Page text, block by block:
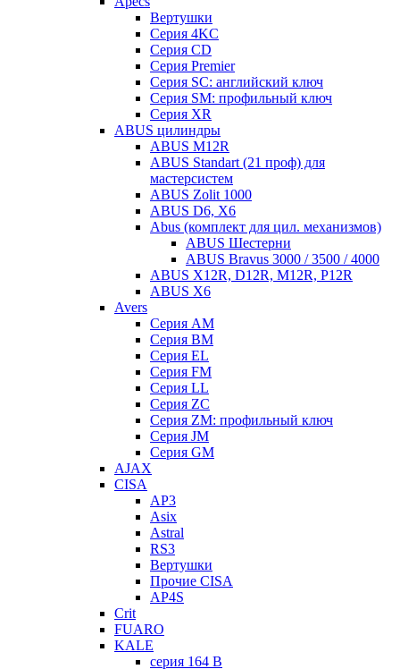
Вертушки
Серия 4KC
Серия CD
Серия Premier
Серия SC: английский ключ
Серия SM: профильный ключ
Серия XR
ABUS цилиндры
ABUS M12R
ABUS Standart (21 проф) для
мастерсистем
ABUS Zolit 1000
ABUS D6, X6
Abus (комплект для цил. механизмов)
ABUS Шестерни
ABUS Bravus 3000 / 3500 / 4000
ABUS X12R, D12R, M12R, P12R
ABUS X6
Avers
Серия AM
Серия BM
Серия EL
Серия FM
Серия LL
Серия ZC
Серия ZM: профильный ключ
Серия JM
Серия GM
AJAX
CISA
AP3
Asix
Astral
RS3
Вертушки
Прочие CISA
AP4S
Crit
FUARO
KALE
серия 164 B